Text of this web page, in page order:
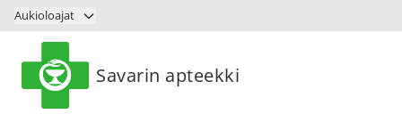
Siirry sisältöön
Aukioloajat
Savarin apteekki